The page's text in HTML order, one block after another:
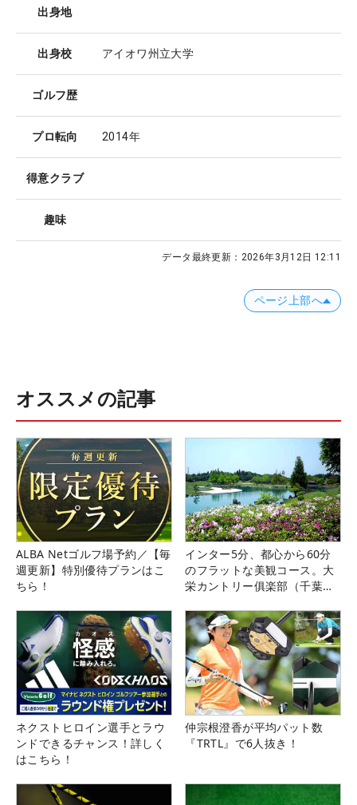
出身地
出身校 アイオワ州立大学
ゴルフ歴
プロ転向 2014年
得意クラブ
趣味
データ最終更新： 2026年3月12日 12:11
ページ上部へ
オススメの記事
ALBA Netゴルフ場予約／【毎
週更新】特別優待プランはこ
ちら！
インター5分、都心から60分
のフラットな美観コース。大
栄カントリー俱楽部（千葉
ネクストヒロイン選手とラウ
ンドできるチャンス！詳しく
はこちら！
仲宗根澄香が平均パット数
『TRTL』で6人抜き！